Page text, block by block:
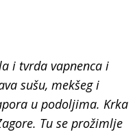
i tvrda vapnenca i
sušu, mekšeg i
u podoljima. Krka
Tu se prožimlje